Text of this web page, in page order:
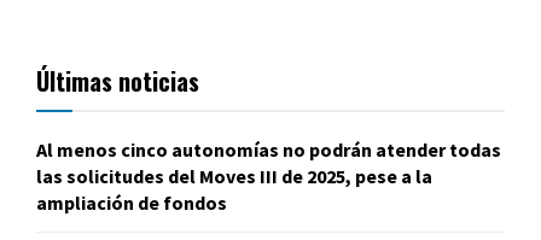
Últimas noticias
Al menos cinco autonomías no podrán atender todas
las solicitudes del Moves III de 2025, pese a la
ampliación de fondos